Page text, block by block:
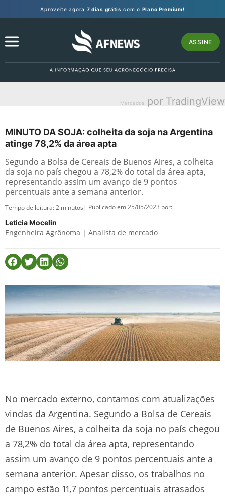
Aproveite agora 7 dias grátis com o Plano Premium!
ASSINE
Mercados por TradingView
MINUTO DA SOJA: colheita da soja na Argentina
atinge 78,2% da área apta
Segundo a Bolsa de Cereais de Buenos Aires, a colheita
da soja no país chegou a 78,2% do total da área apta,
representando assim um avanço de 9 pontos
percentuais ante a semana anterior.
Tempo de leitura:2 minutos | Publicado em 25/05/2023 por:
Leticia Mocelin
Engenheira Agrônoma | Analista de mercado
No mercado externo, contamos com atualizações
vindas da Argentina. Segundo a Bolsa de Cereais
de Buenos Aires, a colheita da soja no país chegou
a 78,2% do total da área apta, representando
assim um avanço de 9 pontos percentuais ante a
semana anterior. Apesar disso, os trabalhos no
campo estão 11,7 pontos percentuais atrasados